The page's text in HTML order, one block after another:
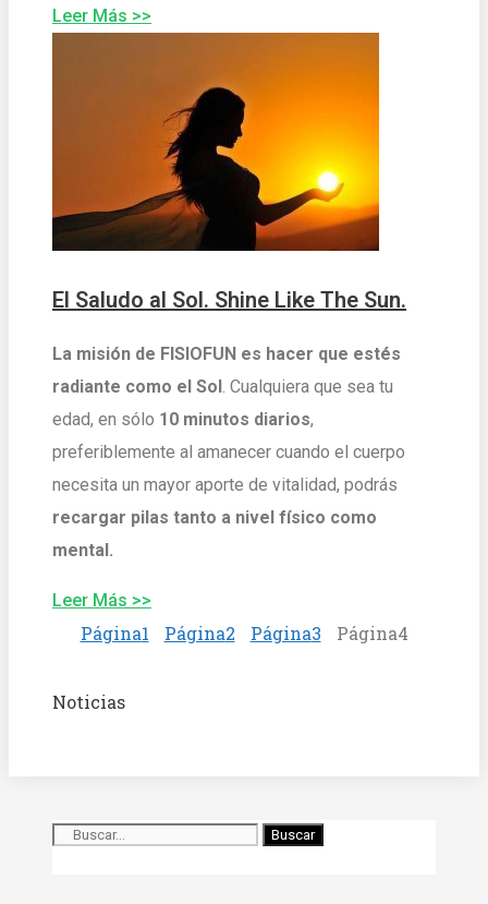
Leer Más >>
El Saludo al Sol. Shine Like The Sun.
La misión de FISIOFUN es hacer que estés
radiante como el Sol . Cualquiera que sea tu
edad, en sólo 10 minutos diarios,
preferiblemente al amanecer cuando el cuerpo
necesita un mayor aporte de vitalidad, podrás
recargar pilas tanto a nivel físico como
mental.
Leer Más >>
Página1 Página2 Página3 Página4
Noticias
Buscar